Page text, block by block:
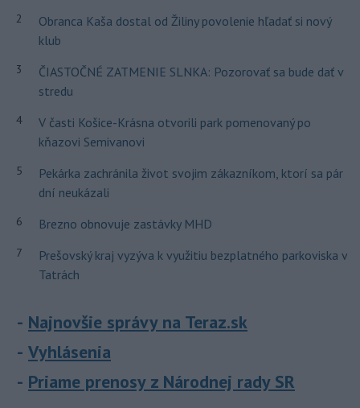
2
Obranca Kaša dostal od Žiliny povolenie hľadať si nový
klub
3
ČIASTOČNÉ ZATMENIE SLNKA: Pozorovať sa bude dať v
stredu
4
V časti Košice-Krásna otvorili park pomenovaný po
kňazovi Semivanovi
5
Pekárka zachránila život svojim zákazníkom, ktorí sa pár
dní neukázali
6 Brezno obnovuje zastávky MHD
7
Prešovský kraj vyzýva k využitiu bezplatného parkoviska v
Tatrách
Najnovšie správy na Teraz.sk
Vyhlásenia
Priame prenosy z Národnej rady SR